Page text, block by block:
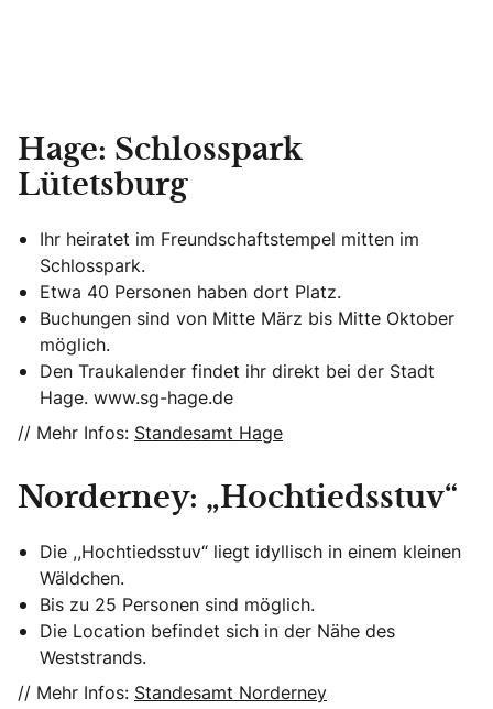
Hage: Schlosspark
Lütetsburg
Ihr heiratet im Freundschaftstempel mitten im
Schlosspark.
Etwa 40 Personen haben dort Platz.
Buchungen sind von Mitte März bis Mitte Oktober
möglich.
Den Traukalender findet ihr direkt bei der Stadt
Hage. www.sg-hage.de
// Mehr Infos: Standesamt Hage
Norderney: „Hochtiedsstuv“
Die ,,Hochtiedsstuv“ liegt idyllisch in einem kleinen
Wäldchen.
Bis zu 25 Personen sind möglich.
Die Location befindet sich in der Nähe des
Weststrands.
// Mehr Infos: Standesamt Norderney